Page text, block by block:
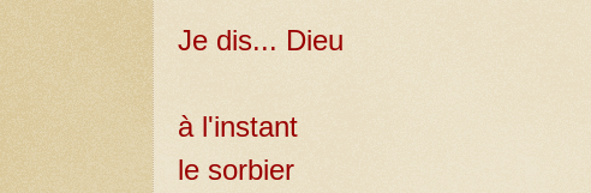
Je dis... Dieu
à l'instant
le sorbier